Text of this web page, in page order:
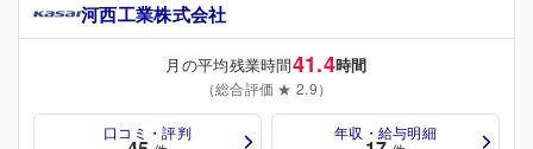
河西工業株式会社
月の平均残業時間41.4時間
（総合評価 ★ 2.9）
口コミ・評判 年収・給与明細